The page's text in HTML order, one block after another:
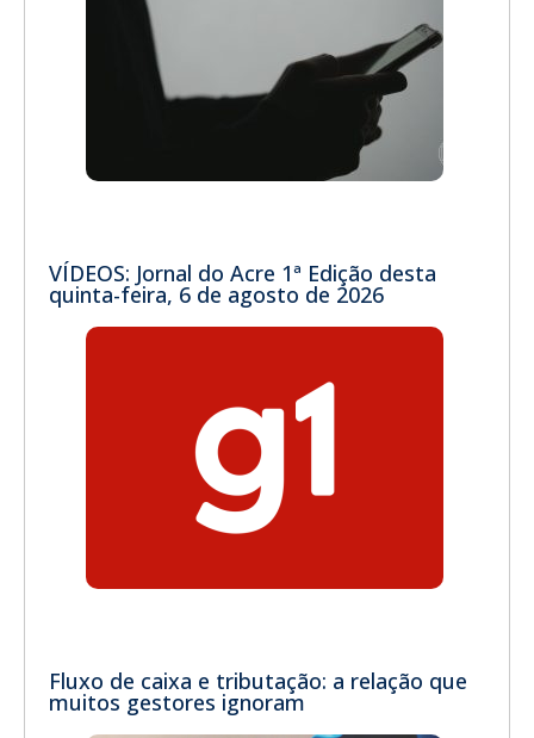
VÍDEOS: Jornal do Acre 1ª Edição desta
quinta-feira, 6 de agosto de 2026
Fluxo de caixa e tributação: a relação que
muitos gestores ignoram